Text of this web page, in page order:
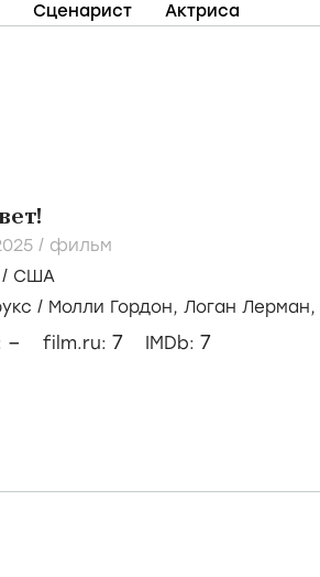
Сценарист Актриса
/ фильм
/ США
/ Молли Гордон, Логан Лерман,
– film.ru: 7 IMDb: 7